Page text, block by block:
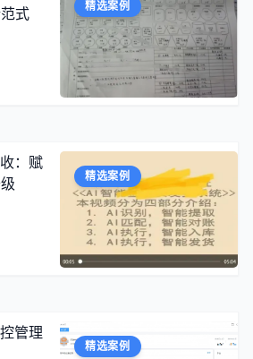
精选案例
式
精选案例
：赋
精选案例
管理